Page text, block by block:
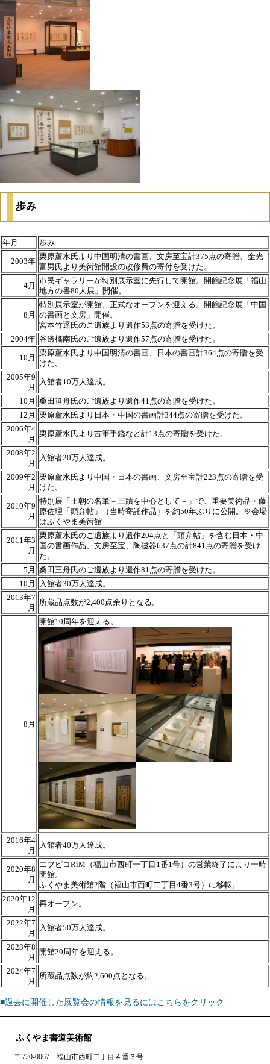
歩み
年月 歩み
2003年
栗原蘆水氏より中国明清の書画、文房至宝計375点の寄贈、金光
富男氏より美術館開設の改修費の寄付を受けた。
4月
市民ギャラリーが特別展示室に先行して開館。開館記念展「福山
地方の書80人展」開催。
8月
特別展示室が開館、正式なオープンを迎える。開館記念展「中国
の書画と文房」開催。
宮本竹逕氏のご遺族より遺作53点の寄贈を受けた。
2004年 谷邊橘南氏のご遺族より遺作57点の寄贈を受けた。
10月
栗原蘆水氏より中国明清の書画、日本の書画計364点の寄贈を受
けた。
2005年9
月
入館者10万人達成。
10月 桑田笹舟氏のご遺族より遺作41点の寄贈を受けた。
12月 栗原蘆水氏より日本・中国の書画計344点の寄贈を受けた。
2006年4
月
栗原蘆水氏より古筆手鑑など計13点の寄贈を受けた。
2008年2
月
入館者20万人達成。
2009年2
月
栗原蘆水氏より中国・日本の書画、文房至宝計223点の寄贈を受
けた。
2010年9
月
特別展「王朝の名筆－三蹟を中心として－」で、重要美術品・藤
原佐理「頭弁帖」（当時寄託作品）を約50年ぶりに公開。※会場
はふくやま美術館
2011年3
月
栗原蘆水氏のご遺族より遺作204点と「頭弁帖」を含む日本・中
国の書画作品、文房至宝、陶磁器637点の計841点の寄贈を受け
た。
5月 桑田三舟氏のご遺族より遺作81点の寄贈を受けた。
10月
入館者30万人達成。
2013年7
月
所蔵品点数が2,400点余りとなる。
8月
開館10周年を迎える。
2016年4
月
入館者40万人達成。
2020年8
月
エフピコRiM（福山市西町一丁目1番1号）の営業終了により一時
閉館。
ふくやま美術館2階（福山市西町二丁目4番3号）に移転。
2020年12
月
再オープン。
2022年7
月
入館者50万人達成。
2023年8
月
開館20周年を迎える。
2024年7
月
所蔵品点数が約2,600点となる。
■過去に開催した展覧会の情報を見るにはこちらをクリック
ふくやま書道美術館
〒720-0067 福山市西町二丁目４番３号